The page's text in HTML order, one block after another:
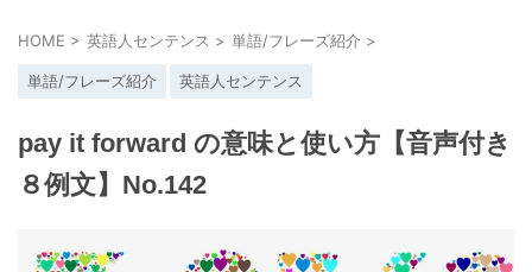
HOME > 英語人センテンス > 単語/フレーズ紹介 >
単語/フレーズ紹介 英語人センテンス
pay it forward の意味と使い方【音声付き
８例文】No.142